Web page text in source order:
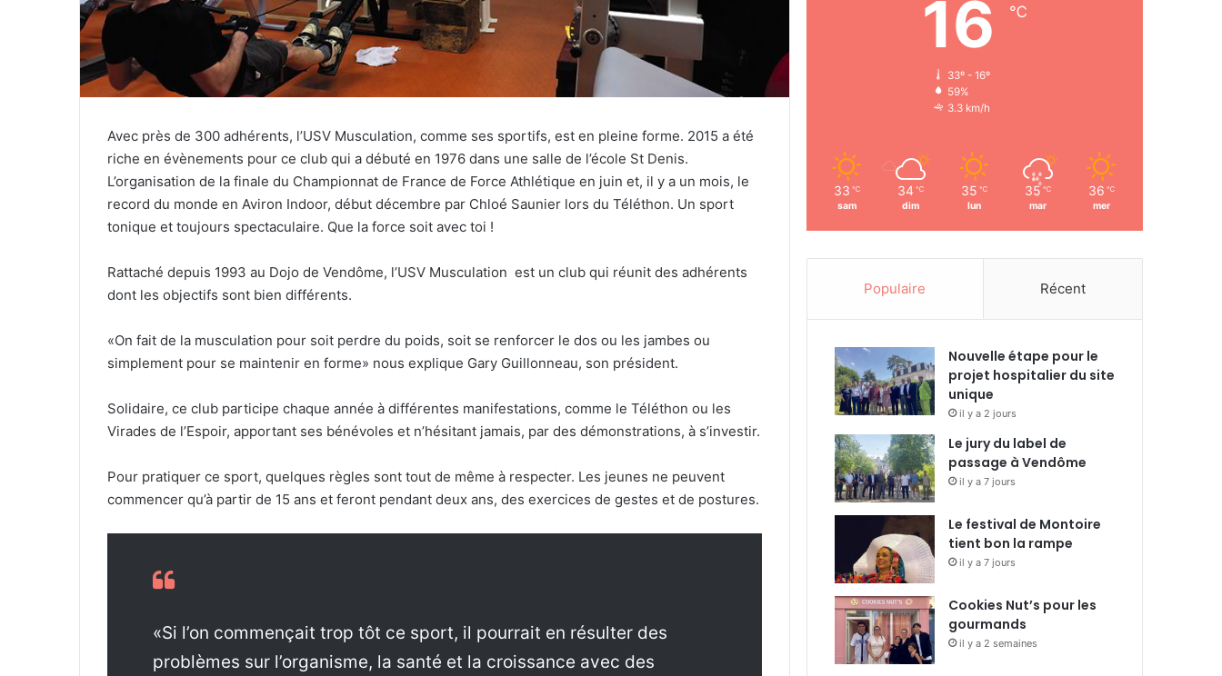
e
l
Avec près de 300 adhérents, l’USV Musculation, comme ses sportifs, est en pleine forme. 2015 a été
riche en évènements pour ce club qui a débuté en 1976 dans une salle de l’école St Denis.
L’organisation de la finale du Championnat de France de Force Athlétique en juin et, il y a un mois, le
record du monde en Aviron Indoor, début décembre par Chloé Saunier lors du Téléthon. Un sport
tonique et toujours spectaculaire. Que la force soit avec toi !
Rattaché depuis 1993 au Dojo de Vendôme, l’USV Musculation est un club qui réunit des adhérents
dont les objectifs sont bien différents.
«On fait de la musculation pour soit perdre du poids, soit se renforcer le dos ou les jambes ou
simplement pour se maintenir en forme» nous explique Gary Guillonneau, son président.
Solidaire, ce club participe chaque année à différentes manifestations, comme le Téléthon ou les
Virades de l’Espoir, apportant ses bénévoles et n’hésitant jamais, par des démonstrations, à s’investir.
Pour pratiquer ce sport, quelques règles sont tout de même à respecter. Les jeunes ne peuvent
commencer qu’à partir de 15 ans et feront pendant deux ans, des exercices de gestes et de postures.
«Si l’on commençait trop tôt ce sport, il pourrait en résulter des
problèmes sur l’organisme, la santé et la croissance avec des
16 ℃
33º - 16º
59%
3.3 km/h
33 ℃
sam
34 ℃
dim
35 ℃
lun
35 ℃
mar
36 ℃
mer
Populaire Récent
Nouvelle étape pour le
projet hospitalier du site
unique
il y a 2 jours
Le jury du label de
passage à Vendôme
il y a 7 jours
Le festival de Montoire
tient bon la rampe
il y a 7 jours
Cookies Nut’s pour les
gourmands
il y a 2 semaines